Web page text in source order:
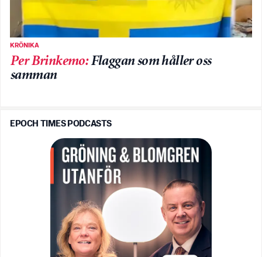
KRÖNIKA
Per Brinkemo:Flaggan som håller oss
samman
EPOCH TIMES PODCASTS